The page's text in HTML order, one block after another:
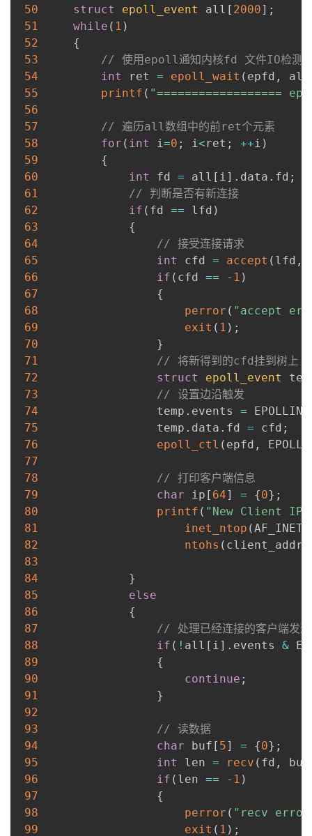
50 struct epoll_event all [ 2000] ;
51
while ( 1 )
52
{
53
// 使用epoll通知内核fd 文件IO检测
54
int ret = epoll_wait ( epfd , all
55
printf ( "==================
56
57
// 遍历all数组中的前ret个元素
58
for ( int i=0 ; i<ret ; ++i )
59
{
60
int fd = all [ i] . data . fd ;
61
// 判断是否有新连接
62
if ( fd == lfd )
63
{
64
// 接受连接请求
65
int cfd = accept ( lfd ,
66
if ( cfd == - 1 )
67
{
68
perror ( "accept
69
exit ( 1 ) ;
70
}
71
// 将新得到的cfd挂到树上
72
struct epoll_event
73
// 设置边沿触发
74
                 temp
. events = EPOLLIN
75
                 temp
. data . fd = cfd ;
76
epoll_ctl ( epfd ,
77
78
// 打印客户端信息
79
char ip [ 64] = {0} ;
80
printf ( "New Client
81
inet_ntop (AF_INET
82
ntohs ( client_addr
83
84
}
85
else
86
{
87
// 处理已经连接的客户端发送
88
if ( ! all [ i] . events &
89
{
90
continue ;
91
}
92
93
// 读数据
94
char buf [ 5] = {0} ;
95
int len = recv ( fd , buf
96
if ( len == - 1 )
97
{
98
perror ( "recv
99
exit ( 1 ) ;